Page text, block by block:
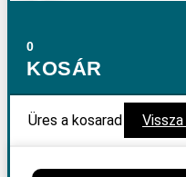
0
KOSÁR
Üres a kosarad